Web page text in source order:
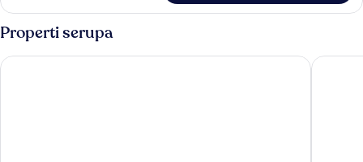
Classic
Room
Properti serupa
Castlemartyr Resort The